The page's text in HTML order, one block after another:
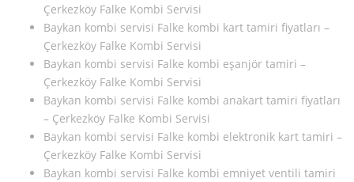
Çerkezköy Falke Kombi Servisi
Baykan kombi servisi Falke kombi kart tamiri fiyatları –
Çerkezköy Falke Kombi Servisi
Baykan kombi servisi Falke kombi eşanjör tamiri –
Çerkezköy Falke Kombi Servisi
Baykan kombi servisi Falke kombi anakart tamiri fiyatları
– Çerkezköy Falke Kombi Servisi
Baykan kombi servisi Falke kombi elektronik kart tamiri –
Çerkezköy Falke Kombi Servisi
Baykan kombi servisi Falke kombi emniyet ventili tamiri